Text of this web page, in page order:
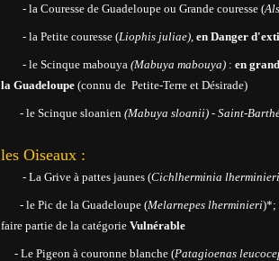
- la Couresse de Guadeloupe ou Grande couresse (
- la Petite couresse (Liophis juliae), en Danger
- le Scinque mabouya (Mabuya mabouya) : en
la Guadeloupe (connu de Petite-Terre et Désirade)
- le Scinque sloanien (Mabuya sloanii) - Saint-
les Oiseaux :
- La Grive à pattes jaunes (Cichlherminia lherminieri
- le Pic de la Guadeloupe (Melarnepes lherminieri)*;
faire partie de la catégorie Vulnérable
- Le Pigeon à couronne blanche (Patagioenas